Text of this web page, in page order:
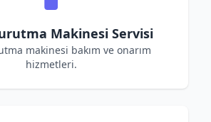
Makinesi Servisi
makinesi bakım ve onarım
hizmetleri.